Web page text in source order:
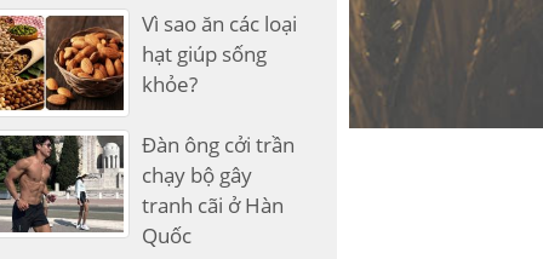
Vì sao ăn các loại
hạt giúp sống
khỏe?
Đàn ông cởi trần
chạy bộ gây
tranh cãi ở Hàn
Quốc